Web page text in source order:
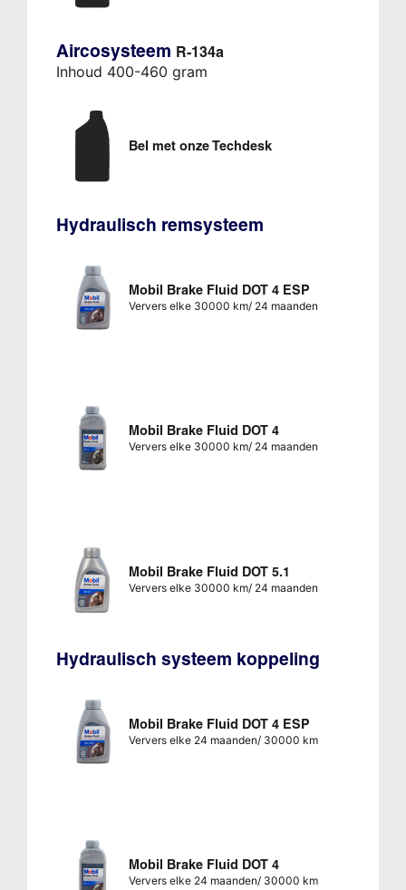
Aircosysteem R-134a
Inhoud 400-460 gram
Bel met onze Techdesk
Hydraulisch remsysteem
Mobil Brake Fluid DOT 4 ESP
Ververs elke 30000 km/ 24 maanden
Mobil Brake Fluid DOT 4
Ververs elke 30000 km/ 24 maanden
Mobil Brake Fluid DOT 5.1
Ververs elke 30000 km/ 24 maanden
Hydraulisch systeem koppeling
Mobil Brake Fluid DOT 4 ESP
Ververs elke 24 maanden/ 30000 km
Mobil Brake Fluid DOT 4
Ververs elke 24 maanden/ 30000 km